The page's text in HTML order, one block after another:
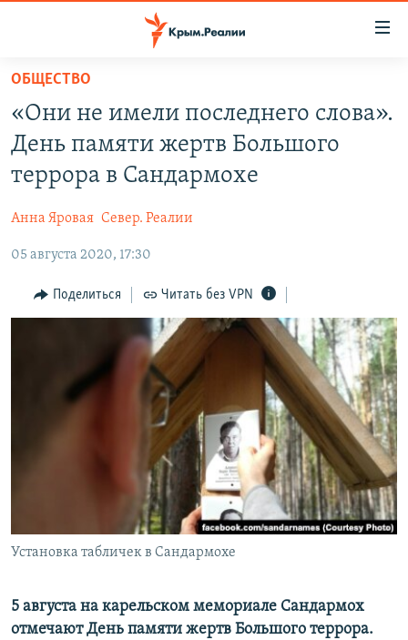
Вернуться
основному
содержанию
главной
навигации
Вернутся
поиску
11 ЛЕТ ОККУПАЦИИ КРЫМА. 11 ИСТОРИЙ СОПРОТИВЛЕНИЯ
ЕЩЕ
ИНТЕРАКТИВ
ИНФОГРАФИКА
ТЕЛЕПРОЕКТ КРЫМ.РЕАЛИИ
СОВЕТЫ ПРАВОЗАЩИТНИКОВ
ПРОПАВШИЕ БЕЗ ВЕСТИ
ПОБЕДИТЕЛЕЙ НЕ СУДЯТ?
КРЫМ.НЕПОКОРЕННЫЙ
УКРАИНСКАЯ ПРОБЛЕМА КРЫМА
РАДІО СВОБОДА
КАК ОБОЙТИ БЛОКИРОВКУ
Qırımtatar
Все сайты RFE/RL
ОБЩЕСТВО
«Они не имели последнего слова».
День памяти жертв Большого
террора в Сандармохе
Анна Яровая Север. Реалии
05 августа 2020, 17:30
Поделиться Читать без VPN
Установка табличек в Сандармохе
5 августа на карельском мемориале Сандармох
отмечают День памяти жертв Большого террора.